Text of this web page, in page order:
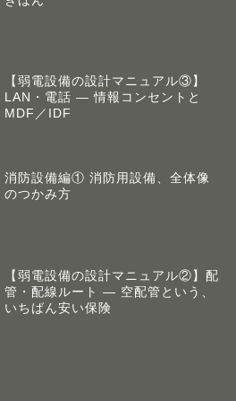
【弱電設備の設計マニュアル③】
LAN・電話 ― 情報コンセントと
MDF／IDF
消防設備編① 消防用設備、全体像
のつかみ方
【弱電設備の設計マニュアル②】配
管・配線ルート ― 空配管という、
いちばん安い保険